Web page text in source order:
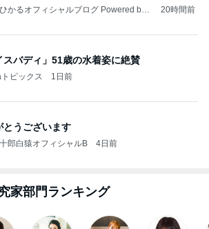
かるオフィシャルブログ Powered by
20時間前
スバディ」51歳の水着姿に絶賛
ピックス 1日前
とうございます
郎白猿オフィシャルB 4日前
家部門ランキング